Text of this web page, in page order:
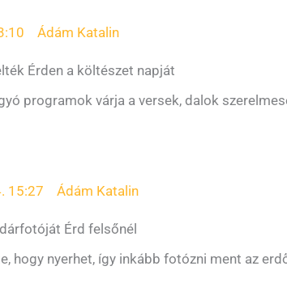
Ádám Katalin
Érden a költészet napját
programok várja a versek, dalok
15:27 Ádám Katalin
Érd felsőnél
hogy nyerhet, így inkább fotózni ment az